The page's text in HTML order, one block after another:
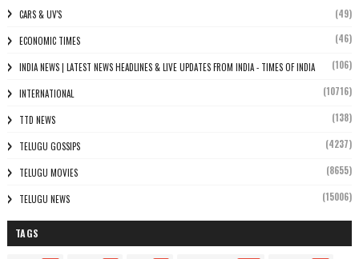
CARS & UV'S (49)
ECONOMIC TIMES (46)
INDIA NEWS | LATEST NEWS HEADLINES & LIVE UPDATES FROM INDIA - TIMES OF INDIA (106)
INTERNATIONAL (10716)
TTD NEWS (138)
TELUGU GOSSIPS (4237)
TELUGU MOVIES (8655)
TELUGU NEWS (15006)
TAGS